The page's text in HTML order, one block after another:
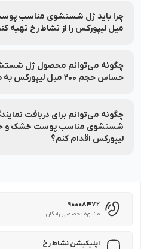
امکان مرجوعی وجود دارد.
میل لیپورکس را از نشاط رخ تهیه
خدمات پس از فروش را تضمین
چگونه می‌توانم محصول ژل
حساس حجم 200 میل لیپورکس به صورت عمده خریداری کنم؟
200 میل لیپورکس با شماره 90008472 تماس بگیرید.
چگونه می‌توانم برای دریافت
لیپورکس اقدام کنم؟
درخواست را به شما توضیح دهند.
90008472
مشاوره تخصصی رایگان
اپلیکیشن نشاط رخ